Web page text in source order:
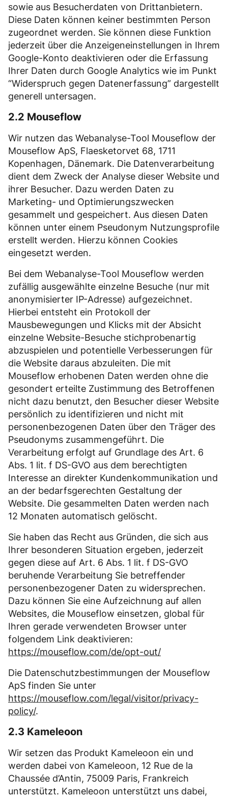
sowie aus Besucherdaten von Drittanbietern.
Diese Daten können keiner bestimmten Person
zugeordnet werden. Sie können diese Funktion
jederzeit über die Anzeigeneinstellungen in Ihrem
Google-Konto deaktivieren oder die Erfassung
Ihrer Daten durch Google Analytics wie im Punkt
“Widerspruch gegen Datenerfassung” dargestellt
generell untersagen.
2.2 Mouseflow
Wir nutzen das Webanalyse-Tool Mouseflow der
Mouseflow ApS, Flaesketorvet 68, 1711
Kopenhagen, Dänemark. Die Datenverarbeitung
dient dem Zweck der Analyse dieser Website und
ihrer Besucher. Dazu werden Daten zu
Marketing- und Optimierungszwecken
gesammelt und gespeichert. Aus diesen Daten
können unter einem Pseudonym Nutzungsprofile
erstellt werden. Hierzu können Cookies
eingesetzt werden.
Bei dem Webanalyse-Tool Mouseflow werden
zufällig ausgewählte einzelne Besuche (nur mit
anonymisierter IP-Adresse) aufgezeichnet.
Hierbei entsteht ein Protokoll der
Mausbewegungen und Klicks mit der Absicht
einzelne Website-Besuche stichprobenartig
abzuspielen und potentielle Verbesserungen für
die Website daraus abzuleiten. Die mit
Mouseflow erhobenen Daten werden ohne die
gesondert erteilte Zustimmung des Betroffenen
nicht dazu benutzt, den Besucher dieser Website
persönlich zu identifizieren und nicht mit
personenbezogenen Daten über den Träger des
Pseudonyms zusammengeführt. Die
Verarbeitung erfolgt auf Grundlage des Art. 6
Abs. 1 lit. f DS-GVO aus dem berechtigten
Interesse an direkter Kundenkommunikation und
an der bedarfsgerechten Gestaltung der
Website. Die gesammelten Daten werden nach
12 Monaten automatisch gelöscht.
Sie haben das Recht aus Gründen, die sich aus
Ihrer besonderen Situation ergeben, jederzeit
gegen diese auf Art. 6 Abs. 1 lit. f DS-GVO
beruhende Verarbeitung Sie betreffender
personenbezogener Daten zu widersprechen.
Dazu können Sie eine Aufzeichnung auf allen
Websites, die Mouseflow einsetzen, global für
Ihren gerade verwendeten Browser unter
folgendem Link deaktivieren:
https://mouseflow.com/de/opt-out/
Die Datenschutzbestimmungen der Mouseflow
ApS finden Sie unter
https://mouseflow.com/legal/visitor/privacy-
policy/.
2.3 Kameleoon
Wir setzen das Produkt Kameleoon ein und
werden dabei von Kameleoon, 12 Rue de la
Chaussée d’Antin, 75009 Paris, Frankreich
unterstützt. Kameleoon unterstützt uns dabei,